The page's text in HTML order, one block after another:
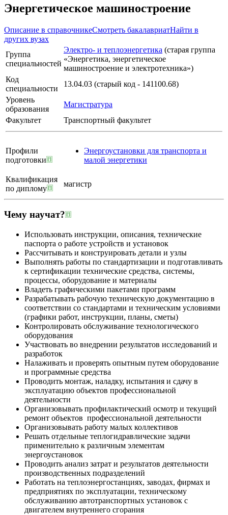
Энергетическое машиностроение
Описание в справочникеСмотреть бакалавриатНайти в
других вузах
Группа
специальностей
Электро- и теплоэнергетика (старая группа
«Энергетика, энергетическое
машиностроение и электротехника»)
Код
специальности
13.04.03 (старый код - 141100.68)
Уровень
образования
Магистратура
Факультет
Транспортный факультет
Профили
подготовки
Энергоустановки для транспорта и
малой энергетики
Квалификация
по диплому
магистр
Чему научат?
Использовать инструкции, описания, технические
паспорта о работе устройств и установок
Рассчитывать и конструировать детали и узлы
Выполнять работы по стандартизации и подготавливать
к сертификации технические средства, системы,
процессы, оборудование и материалы
Владеть графическими пакетами программ
Разрабатывать рабочую техническую документацию в
соответствии со стандартами и техническим условиями
(графики работ, инструкции, планы, сметы)
Контролировать обслуживание технологического
оборудования
Участвовать во внедрении результатов исследований и
разработок
Налаживать и проверять опытным путем оборудование
и программные средства
Проводить монтаж, наладку, испытания и сдачу в
эксплуатацию объектов профессиональной
деятельности
Организовывать профилактический осмотр и текущий
ремонт объектов профессиональной деятельности
Организовывать работу малых коллективов
Решать отдельные теплогидравлические задачи
применительно к различным элементам
энергоустановок
Проводить анализ затрат и результатов деятельности
производственных подразделений
Работать на теплоэнергостанциях, заводах, фирмах и
предприятиях по эксплуатации, техническому
обслуживанию автотранспортных установок с
двигателем внутреннего сгорания